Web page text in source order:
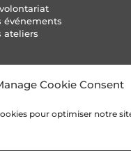
Cookie Consent
pour optimiser notre
événements
ateliers
cookies (UE)